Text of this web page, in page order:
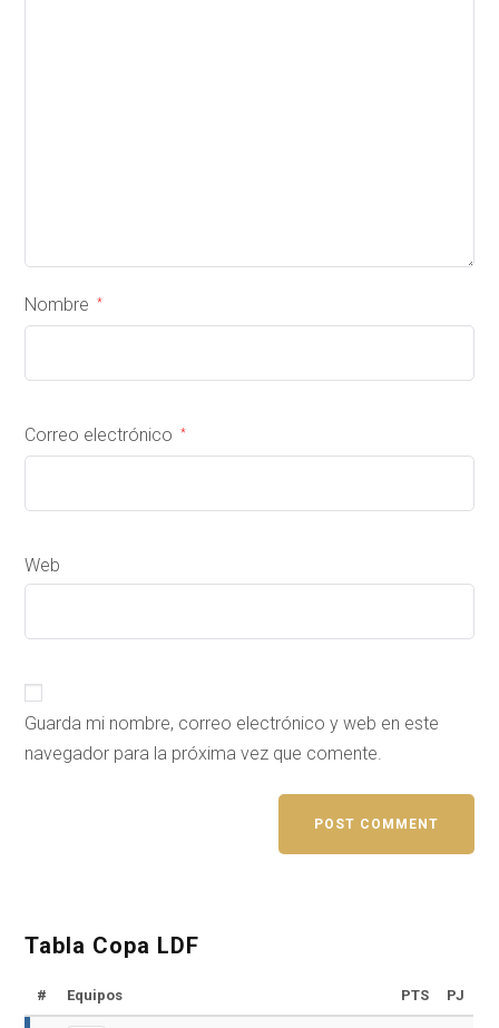
Nombre *
Correo electrónico *
Web
Guarda mi nombre, correo electrónico y web en este
navegador para la próxima vez que comente.
Tabla Copa LDF
# Equipos PTS PJ